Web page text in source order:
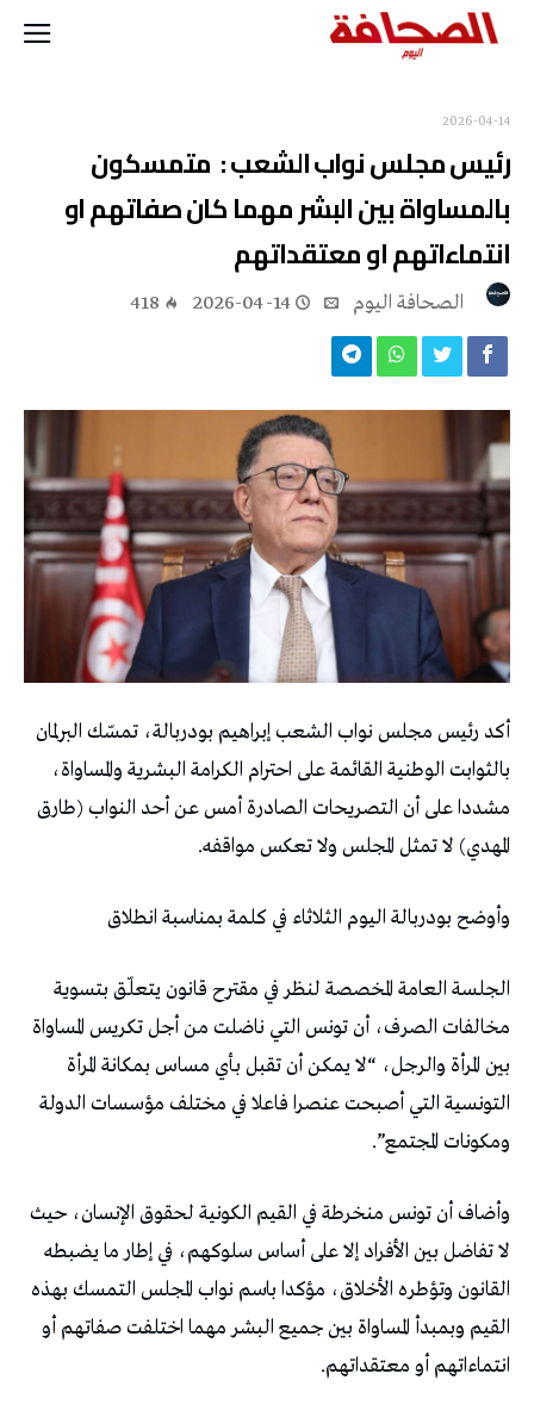
2026-04-14
رئيس مجلس نواب الشعب : متمسكون
بالمساواة بين البشر مهما كان صفاتهم او
انتماءاتهم او معتقداتهم
2026-04-14
418
أكد رئيس مجلس نواب الشعب إبراهيم بودربالة، تمسّك البرلمان
بالثوابت الوطنية القائمة على احترام الكرامة البشرية والمساواة،
مشددا على أن التصريحات الصادرة أمس عن أحد النواب (طارق
المهدي) لا تمثل المجلس ولا تعكس مواقفه.
وأوضح بودربالة اليوم الثلاثاء في كلمة بمناسبة انطلاق
الجلسة العامة المخصصة لنظر في مقترح قانون يتعلّق بتسوية
مخالفات الصرف، أن تونس التي ناضلت من أجل تكريس المساواة
بين المرأة والرجل، “لا يمكن أن تقبل بأي مساس بمكانة المرأة
التونسية التي أصبحت عنصرا فاعلا في مختلف مؤسسات الدولة
ومكونات المجتمع”.
وأضاف أن تونس منخرطة في القيم الكونية لحقوق الإنسان، حيث
لا تفاضل بين الأفراد إلا على أساس سلوكهم، في إطار ما يضبطه
القانون وتؤطره الأخلاق، مؤكدا باسم نواب المجلس التمسك بهذه
القيم وبمبدأ المساواة بين جميع البشر مهما اختلفت صفاتهم أو
انتماءاتهم أو معتقداتهم.